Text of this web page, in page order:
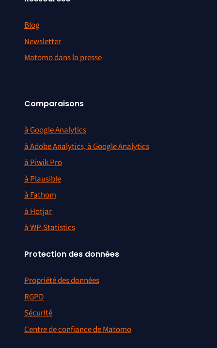
Blog
Newsletter
Matomo dans la presse
Comparaisons
à Google Analytics
à Adobe Analytics, à Google Analytics
à Piwik Pro
à Plausible
à Fathom
à Hotjar
à WP-Statistics
Protection des données
Propriété des données
RGPD
Sécurité
Centre de confiance de Matomo